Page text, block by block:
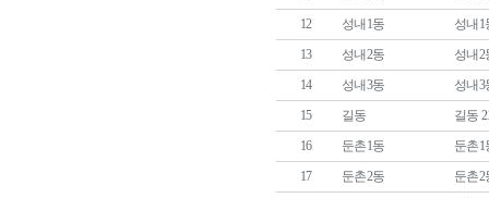
12
성내1동
성내1
13
성내2동
성내2
14
성내3동
성내3
15
길동
길동
16
둔촌1동
둔촌1
17
둔촌2동 둔촌2